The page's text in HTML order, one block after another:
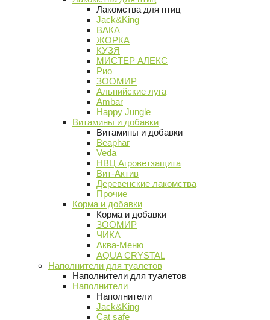
Лакомства для птиц
Jack&King
ВАКА
ЖОРКА
КУЗЯ
МИСТЕР АЛЕКС
Рио
ЗООМИР
Альпийские луга
Ambar
Happy Jungle
Витамины и добавки
Витамины и добавки
Beaphar
Veda
НВЦ Агроветзащита
Вит-Актив
Деревенские лакомства
Прочие
Корма и добавки
Корма и добавки
ЗООМИР
ЧИКА
Аква-Меню
AQUA CRYSTAL
Наполнители для туалетов
Наполнители для туалетов
Наполнители
Наполнители
Jack&King
Cat safe